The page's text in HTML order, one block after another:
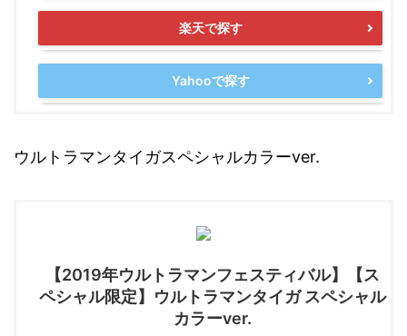
楽天で探す
Yahooで探す
ウルトラマンタイガスペシャルカラーver.
【2019年ウルトラマンフェスティバル】【ス
ペシャル限定】ウルトラマンタイガ スペシャル
カラーver.